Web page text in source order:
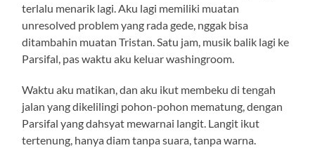
terlalu menarik lagi. Aku lagi memiliki muatan
unresolved problem yang rada gede, nggak bisa
ditambahin muatan Tristan. Satu jam, musik balik lagi ke
Parsifal, pas waktu aku keluar washingroom.
Waktu aku matikan, dan aku ikut membeku di tengah
jalan yang dikelilingi pohon-pohon mematung, dengan
Parsifal yang dahsyat mewarnai langit. Langit ikut
tertenung, hanya diam tanpa suara, tanpa warna.